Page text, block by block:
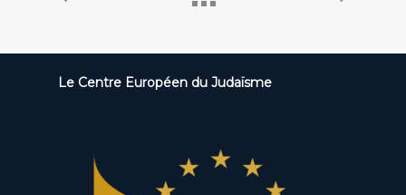
Le Centre Européen du Judaïsme